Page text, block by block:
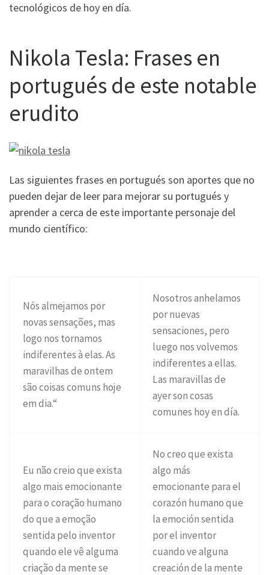
tecnológicos de hoy en día.
Nikola Tesla: Frases en
portugués de este notable
erudito
Las siguientes frases en portugués son aportes que no
pueden dejar de leer para mejorar su portugués y
aprender a cerca de este importante personaje del
mundo científico:
Nós almejamos por
novas sensações, mas
logo nos tornamos
indiferentes à elas. As
maravilhas de ontem
são coisas comuns hoje
em dia.“
Nosotros anhelamos
por nuevas
sensaciones, pero
luego nos volvemos
indiferentes a ellas.
Las maravillas de
ayer son cosas
comunes hoy en día.
Eu não creio que exista
algo mais emocionante
para o coração humano
do que a emoção
sentida pelo inventor
quando ele vê alguma
criação da mente se
No creo que exista
algo más
emocionante para el
corazón humano que
la emoción sentida
por el inventor
cuando ve alguna
creación de la mente